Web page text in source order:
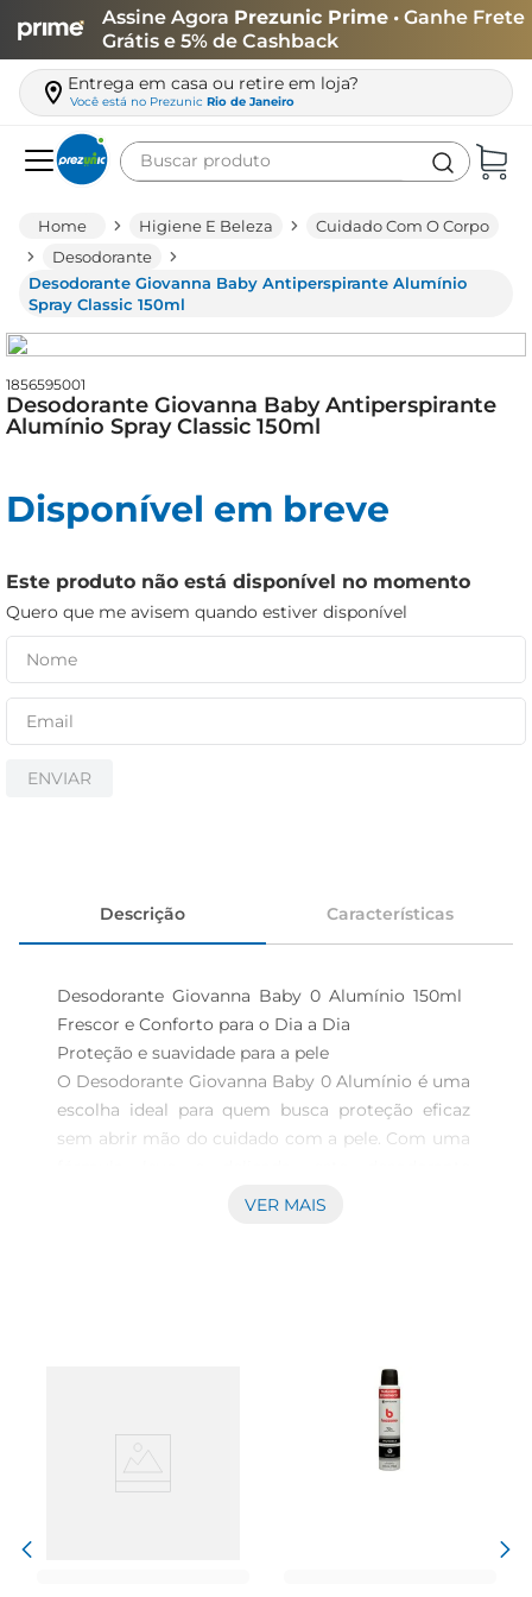
Assine Agora Prezunic Prime • Ganhe Frete
Grátis e 5% de Cashback
Entrega em casa ou retire em loja?
Você está no Prezunic Rio de Janeiro
Buscar produto
Higiene E Beleza
Cuidado Com O Corpo
Desodorante
Desodorante Giovanna Baby Antiperspirante Alumínio
Spray Classic 150ml
1856595001
Desodorante Giovanna Baby Antiperspirante
Alumínio Spray Classic 150ml
Disponível em breve
Este produto não está disponível no momento
Quero que me avisem quando estiver disponível
ENVIAR
Descrição Características
Desodorante Giovanna Baby 0 Alumínio 150ml
Frescor e Conforto para o Dia a Dia
Proteção e suavidade para a pele
O Desodorante Giovanna Baby 0 Alumínio é uma
escolha ideal para quem busca proteção eficaz
sem abrir mão do cuidado com a pele. Com uma
proporciona uma sensação de frescor duradoura
Este desodorante se destaca por sua composição
que não contém alumínio, um ingrediente
frequentemente associado a preocupações com
VER MAIS
leite
biscoito
iogurte
papel higiênico
cerveja